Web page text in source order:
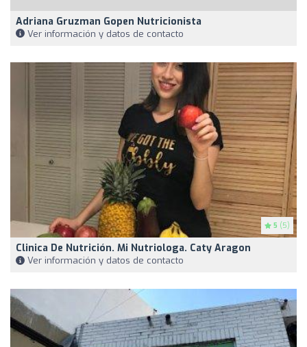
Adriana Gruzman Gopen Nutricionista
Ver información y datos de contacto
5 (5)
Clinica De Nutrición. Mi Nutriologa. Caty Aragon
Ver información y datos de contacto